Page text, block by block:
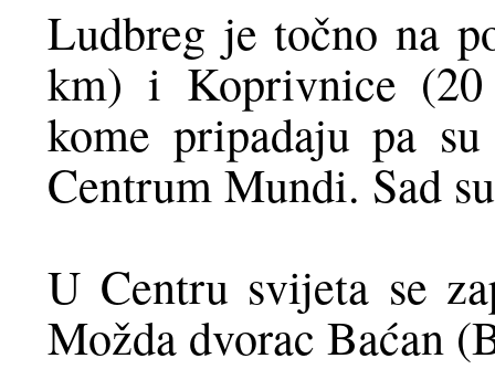
Ludbreg je točno na
km) i Koprivnice
kome pripadaju pa
Centrum Mundi. Sad
U Centru svijeta se
Možda dvorac Baćan